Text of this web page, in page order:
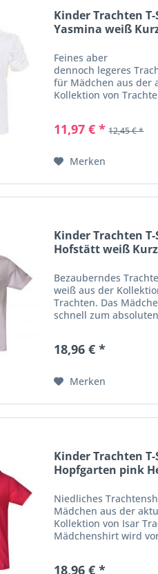
Kinder Trachten
Yasmina weiß
Feines aber
dennoch legeres
für Mädchen aus der
Kollektion von
mit einer tollen
Hals...
11,97 € * 12,45 € *
Merken
Kinder Trachten
Hofstätt weiß
Bezauberndes
weiß aus der
Trachten. Das
schnell zum
Trachtenshirt für
18,96 € *
Merken
Kinder Trachten
Hopfgarten pink
Niedliches
Mädchen aus der
Kollektion von Isar
Mädchenshirt wird
18,96 € *